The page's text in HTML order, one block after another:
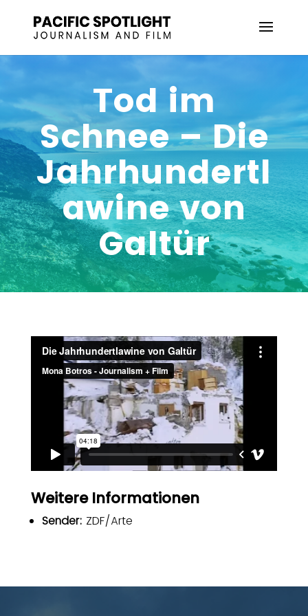
Tod im
Schnee – Die
Jahrhundertl
awine von
Galtür
Weitere Informationen
Sender: ZDF/Arte